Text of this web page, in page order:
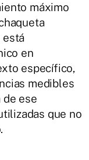
máximo
en
específico,
medibles
de ese
que no